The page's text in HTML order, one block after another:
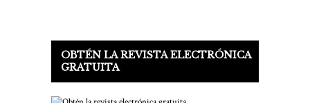
OBTÉN LA REVISTA ELECTRÓNICA
GRATUITA